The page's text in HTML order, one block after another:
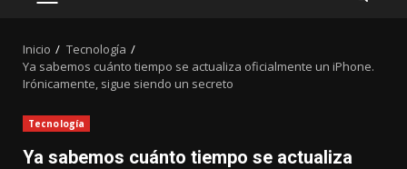
MENÚ
Inicio
Tecnología
Ya sabemos cuánto tiempo se actualiza oficialmente un iPhone.
Irónicamente, sigue siendo un secreto
Tecnología
Ya sabemos cuánto tiempo se actualiza